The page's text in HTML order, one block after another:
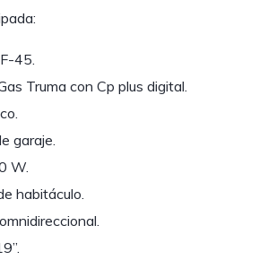
45.
Truma con Cp plus digital.
garaje.
W.
habitáculo.